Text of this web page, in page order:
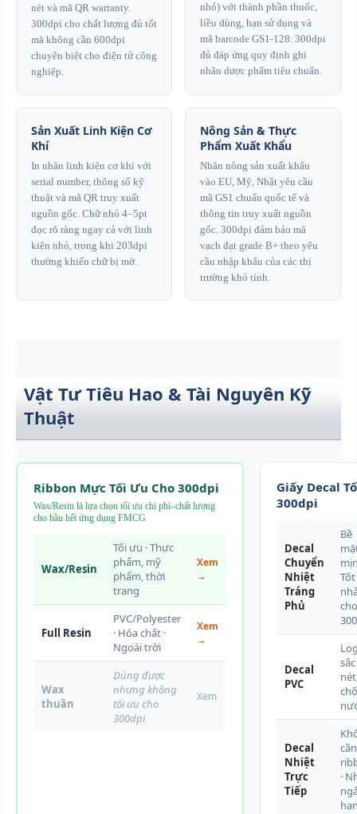
nét và mã QR warranty.
300dpi cho chất lượng đủ tốt
mà không cần 600dpi
chuyên biệt cho điện tử công
nghiệp.
nhỏ) với thành phần thuốc,
liều dùng, hạn sử dụng và
mã barcode GS1-128. 300dpi
đủ đáp ứng quy định ghi
nhãn dược phẩm tiêu chuẩn.
Sản Xuất Linh Kiện Cơ
Khí
In nhãn linh kiện cơ khí với
serial number, thông số kỹ
thuật và mã QR truy xuất
nguồn gốc. Chữ nhỏ 4–5pt
đọc rõ ràng ngay cả với linh
kiện nhỏ, trong khi 203dpi
thường khiến chữ bị mờ.
Nông Sản & Thực
Phẩm Xuất Khẩu
Nhãn nông sản xuất khẩu
vào EU, Mỹ, Nhật yêu cầu
mã GS1 chuẩn quốc tế và
thông tin truy xuất nguồn
gốc. 300dpi đảm bảo mã
vạch đạt grade B+ theo yêu
cầu nhập khẩu của các thị
trường khó tính.
Vật Tư Tiêu Hao & Tài Nguyên Kỹ
Thuật
Ribbon Mực Tối Ưu Cho 300dpi
Wax/Resin là lựa chọn tối ưu chi phí–chất lượng
cho hầu hết ứng dụng FMCG
Wax/Resin
Tối ưu · Thực
phẩm, mỹ
phẩm, thời
trang
Xem
→
Full Resin
PVC/Polyester
· Hóa chất ·
Ngoài trời
Xem
→
Wax
thuần
Dùng được
nhưng không
tối ưu cho
300dpi
Xem
Giấy Decal
300dpi
Decal
Chuyển
Nhiệt
Tráng
Phủ
Bề
Tốt
cho
Decal
PVC
sắc
Decal
Nhiệt
Trực
Tiếp
cần
·